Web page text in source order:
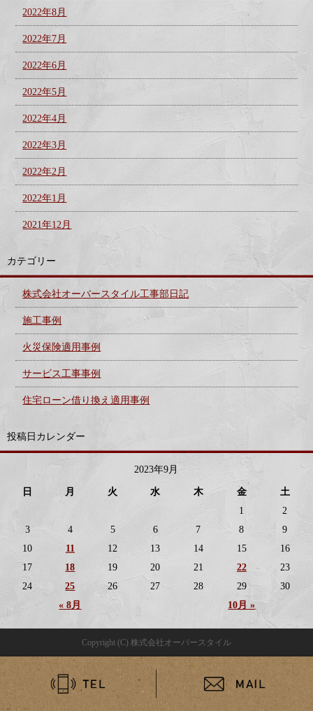
2022年8月
2022年7月
2022年6月
2022年5月
2022年4月
2022年3月
2022年2月
2022年1月
2021年12月
カテゴリー
株式会社オーバースタイル工事部日記
施工事例
火災保険適用事例
サービス工事事例
住宅ローン借り換え適用事例
投稿日カレンダー
2023年9月
日 月 火 水 木 金 土
« 8月 10月 »
1
2
3
4 5 6 7 8
9
10
11 12 13 14 15
16
17
18 19 20 21 22
23
24
25 26 27 28 29 30
Copyright (C) 株式会社オーバースタイル